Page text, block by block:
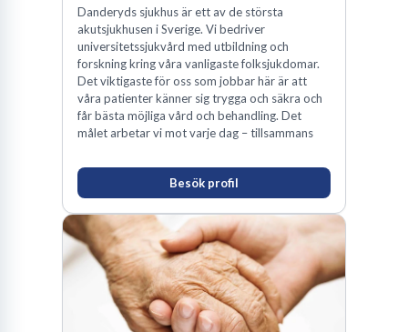
Danderyds sjukhus är ett av de största
akutsjukhusen i Sverige. Vi bedriver
universitetssjukvård med utbildning och
forskning kring våra vanligaste folksjukdomar.
Det viktigaste för oss som jobbar här är att
våra patienter känner sig trygga och säkra och
får bästa möjliga vård och behandling. Det
målet arbetar vi mot varje dag – tillsammans
Besök profil